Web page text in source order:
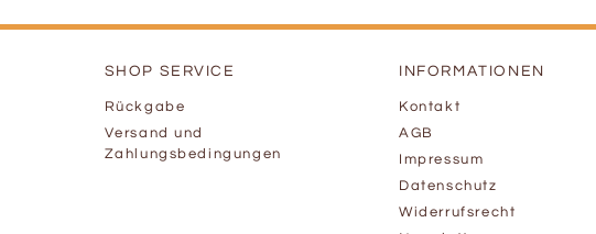
SHOP SERVICE
Rückgabe
Versand und
Zahlungsbedingungen
INFORMATIONEN
Kontakt
AGB
Impressum
Datenschutz
Widerrufsrecht